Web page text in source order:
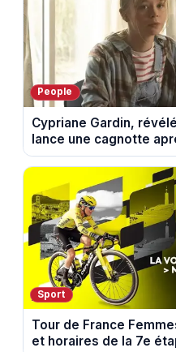
People
Cypriane Gardin,
lance une cagnotte
difficultés financières
Sport
Tour de France
et horaires de la 7e